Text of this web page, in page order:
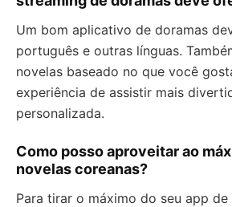
Um bom aplicativo de doramas
português e outras línguas.
novelas baseado no que você
experiência de assistir mais
personalizada.
Como posso aproveitar ao
novelas coreanas?
Para tirar o máximo do seu app de